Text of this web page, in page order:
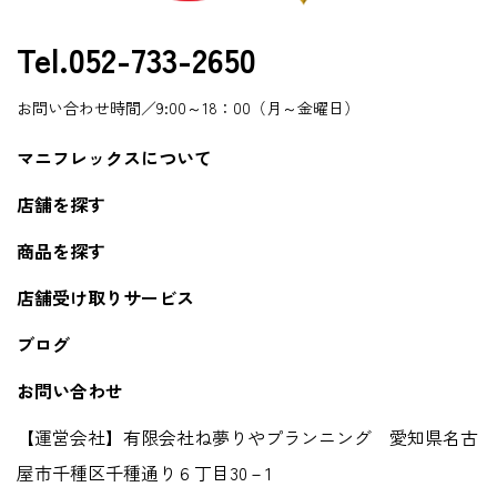
Tel.052-733-2650
お問い合わせ時間／9:00～18：00（月～金曜日）
マニフレックスについて
店舗を探す
商品を探す
店舗受け取りサービス
ブログ
お問い合わせ
【運営会社】有限会社ね夢りやプランニング 愛知県名古
屋市千種区千種通り６丁目30－1